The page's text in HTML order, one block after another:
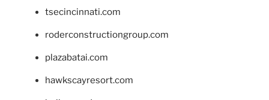
tsecincinnati.com
roderconstructiongroup.com
plazabatai.com
hawkscayresort.com